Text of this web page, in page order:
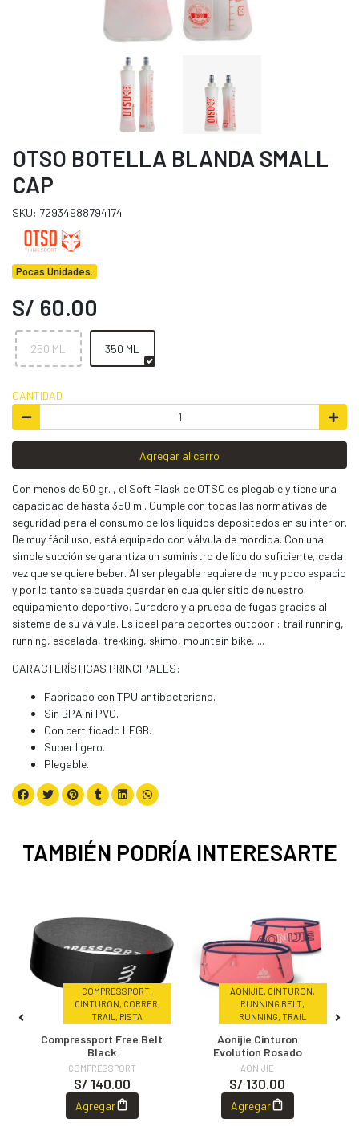
OTSO BOTELLA BLANDA SMALL
CAP
SKU: 72934988794174
Pocas Unidades.
S/ 60.00
250 ML 350 ML
CANTIDAD
Agregar al carro
Con menos de 50 gr. , el Soft Flask de OTSO es plegable y tiene una
capacidad de hasta 350 ml. Cumple con todas las normativas de
seguridad para el consumo de los líquidos depositados en su interior.
De muy fácil uso, está equipado con válvula de mordida. Con una
simple succión se garantiza un suministro de líquido suficiente, cada
vez que se quiere beber. Al ser plegable requiere de muy poco espacio
y por lo tanto se puede guardar en cualquier sitio de nuestro
equipamiento deportivo. Duradero y a prueba de fugas gracias al
sistema de su válvula. Es ideal para deportes outdoor : trail running,
running, escalada, trekking, skimo, mountain bike, ...
CARACTERÍSTICAS PRINCIPALES:
Fabricado con TPU antibacteriano.
Sin BPA ni PVC.
Con certificado LFGB.
Super ligero.
Plegable.
TAMBIÉN PODRÍA INTERESARTE
COMPRESSPORT,
CINTURON, CORRER,
TRAIL, PISTA
Compressport Free Belt
Black
COMPRESSPORT
S/ 140.00
Agregar
AONIJIE, CINTURON,
RUNNING BELT,
RUNNING, TRAIL
Aonijie Cinturon
Evolution Rosado
AONIJIE
S/ 130.00
Agregar